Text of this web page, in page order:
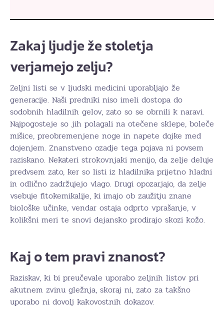
Zakaj ljudje že stoletja
verjamejo zelju?
Zeljni listi se v ljudski medicini uporabljajo že
generacije. Naši predniki niso imeli dostopa do
sodobnih hladilnih gelov, zato so se obrnili k naravi.
Najpogosteje so jih polagali na otečene sklepe, boleče
mišice, preobremenjene noge in napete dojke med
dojenjem. Znanstveno ozadje tega pojava ni povsem
raziskano. Nekateri strokovnjaki menijo, da zelje deluje
predvsem zato, ker so listi iz hladilnika prijetno hladni
in odlično zadržujejo vlago. Drugi opozarjajo, da zelje
vsebuje fitokemikalije, ki imajo ob zaužitju znane
biološke učinke, vendar ostaja odprto vprašanje, v
kolikšni meri te snovi dejansko prodirajo skozi kožo.
Kaj o tem pravi znanost?
Raziskav, ki bi preučevale uporabo zeljnih listov pri
akutnem zvinu gležnja, skoraj ni, zato za takšno
uporabo ni dovolj kakovostnih dokazov.